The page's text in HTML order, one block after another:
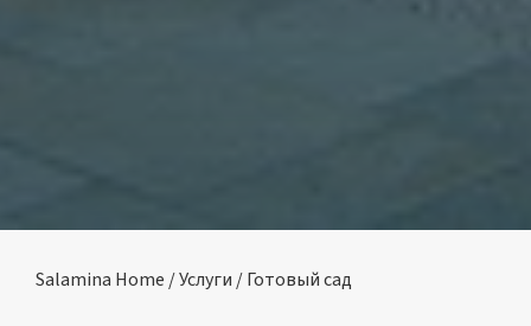
Salamina Home /Услуги / Готовый сад